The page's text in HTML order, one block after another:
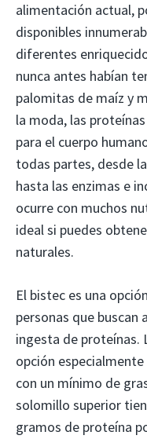
alimentación actual,
disponibles
diferentes
nunca antes habían
palomitas de maíz y
la moda, las
para el cuerpo
todas partes, desde
hasta las enzimas e
ocurre con muchos
ideal si puedes
naturales.
El bistec es una
personas que
ingesta de proteínas.
opción
con un mínimo de
solomillo superior
gramos de proteína